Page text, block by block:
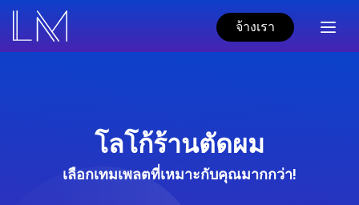
จ้างเรา
โลโก้ร้านตัดผม
เลือกเทมเพลตที่เหมาะกับคุณมากกว่า!